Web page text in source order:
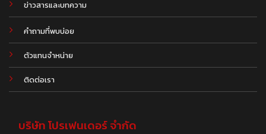
ข่าวสารและบทความ
.
คำถามที่พบบ่อย
ตัวแทนจำหน่าย
ติดต่อเรา
บริษัท โปรเฟนเดอร์ จำกัด